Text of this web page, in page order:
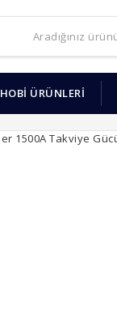
HOBİ ÜRÜNLERİ